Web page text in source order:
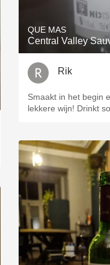
QUE MAS
Central Valley
Rik
Smaakt in het begin
lekkere wijn! Drinkt